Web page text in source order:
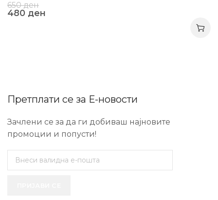
650ден
480 ден
Претплати се за Е-новости
Зачлени се за да ги добиваш најновите
промоции и попусти!